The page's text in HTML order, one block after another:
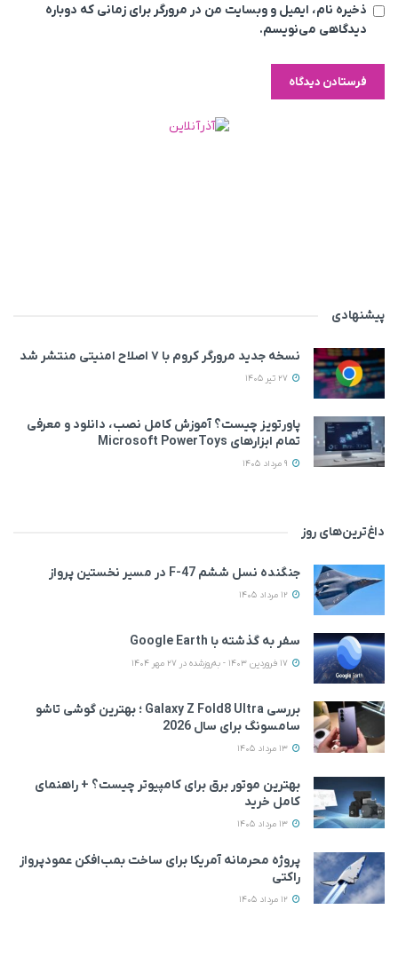
ذخیره نام، ایمیل و وبسایت من در مرورگر برای زمانی که دوباره
دیدگاهی می‌نویسم.
پیشنهادی
نسخه جدید مرورگر کروم با ۷ اصلاح امنیتی منتشر شد
پاورتویز چیست؟ آموزش کامل نصب، دانلود و معرفی
تمام ابزارهای Microsoft PowerToys
داغ‌ترین‌های روز
جنگنده نسل ششم F-47 در مسیر نخستین پرواز
سفر به گذشته با Google Earth
بررسی Galaxy Z Fold8 Ultra ؛ بهترین گوشی تاشو
سامسونگ برای سال 2026
بهترین موتور برق برای کامپیوتر چیست؟ + راهنمای
کامل خرید
پروژه محرمانه آمریکا برای ساخت بمب‌افکن عمودپرواز
راکتی